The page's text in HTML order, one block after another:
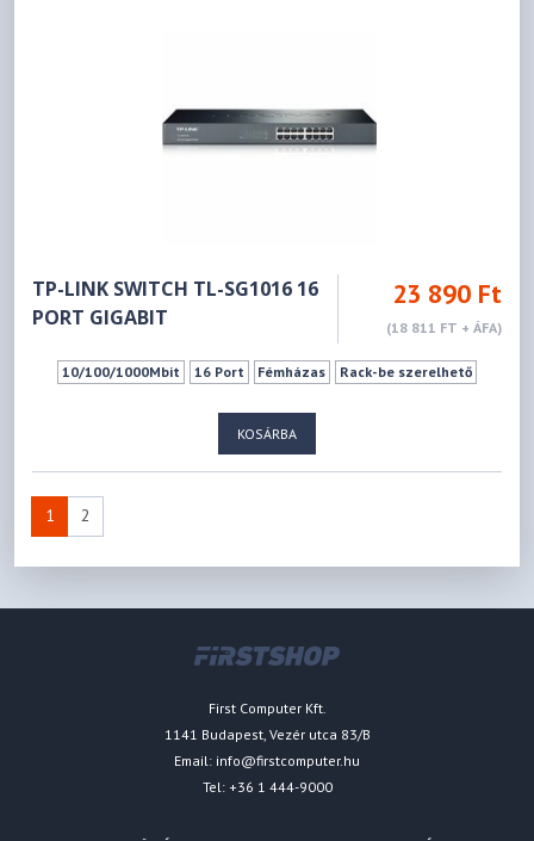
TP-LINK SWITCH TL-SG1016 16
PORT GIGABIT
23 890 Ft
(18 811 FT + ÁFA)
10/100/1000Mbit 16 Port Fémházas Rack-be szerelhető
KOSÁRBA
1 2
First Computer Kft.
1141 Budapest, Vezér utca 83/B
Email: info@firstcomputer.hu
Tel: +36 1 444-9000